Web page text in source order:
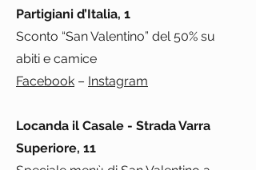
Partigiani d’Italia, 1
Sconto “San Valentino” del 50% su
abiti e camice
Facebook – Instagram
Locanda il Casale - Strada Varra
Superiore, 11